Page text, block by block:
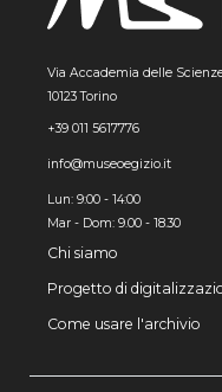
Via Accademia delle
10123 Torino
+39 011 5617776
info@museoegizio.it
Lun: 9:00 - 14:00
Mar - Dom: 9.00 - 18.30
Chi siamo
Progetto di
Come usare l'archivio